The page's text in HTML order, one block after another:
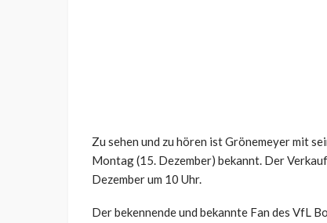
Zu sehen und zu hören ist Grönemeyer mit
Montag (15. Dezember) bekannt. Der
Dezember um 10 Uhr.
Der bekennende und bekannte Fan des VfL